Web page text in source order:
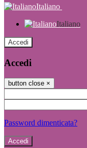
Italiano
Italiano
Accedi
Accedi
button close ×
Password dimenticata?